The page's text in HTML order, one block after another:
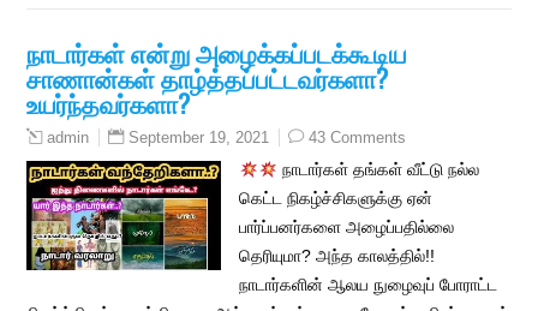
நாடார்கள் என்று அழைக்கப்படக்கூடிய
சாணான்கள் தாழ்த்தப்பட்டவர்களா?
உயர்ந்தவர்களா?
admin September 19, 2021 43 Comments
நாடார்கள் தங்கள் வீட்டு நல்ல
கெட்ட நிகழ்ச்சிகளுக்கு ஏன்
பார்ப்பனர்களை அழைப்பதில்லை
தெரியுமா? அந்த காலத்தில்!!
நாடார்களின் ஆலய நுழைவுப் போராட்ட